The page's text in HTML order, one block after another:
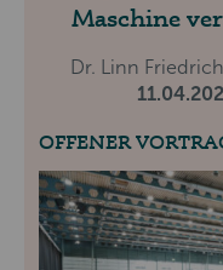
Maschine
Dr. Linn
OFFENER